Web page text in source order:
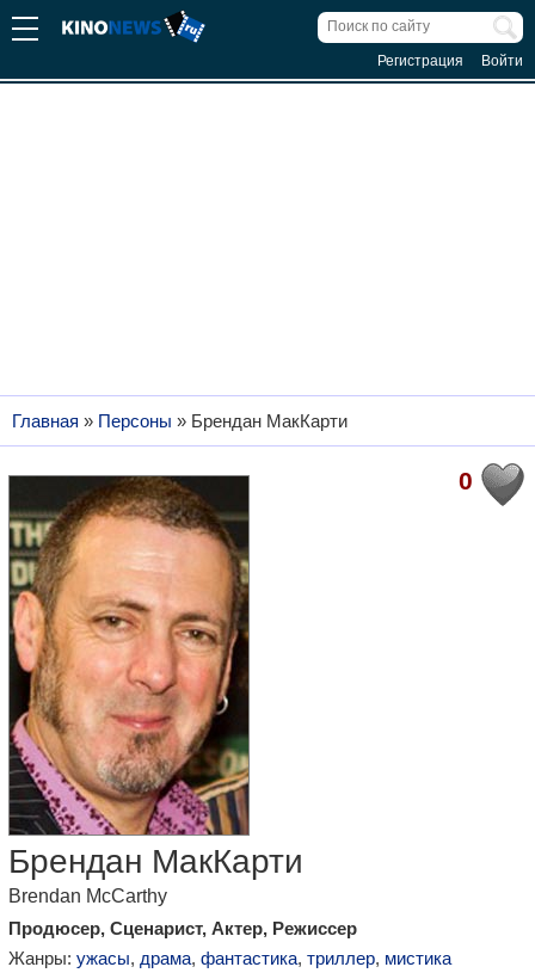
Регистрация Войти
Главная » Персоны » Брендан МакКарти
0
Брендан МакКарти
Brendan McCarthy
Продюсер, Сценарист, Актер, Режиссер
Жанры: ужасы, драма, фантастика, триллер, мистика